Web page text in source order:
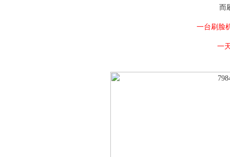
而
一台刷脸
一